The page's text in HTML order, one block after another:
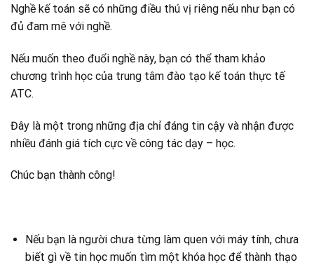
Nghề kế toán sẽ có những điều thú vị riêng nếu như bạn có
đủ đam mê với nghề.
Nếu muốn theo đuổi nghề này, bạn có thể tham khảo
chương trình học của trung tâm đào tạo kế toán thực tế
ATC.
Đây là một trong những địa chỉ đáng tin cậy và nhận được
nhiều đánh giá tích cực về công tác dạy – học.
Chúc bạn thành công!
Nếu bạn là người chưa từng làm quen với máy tính, chưa
biết gì về tin học muốn tìm một khóa học để thành thạo